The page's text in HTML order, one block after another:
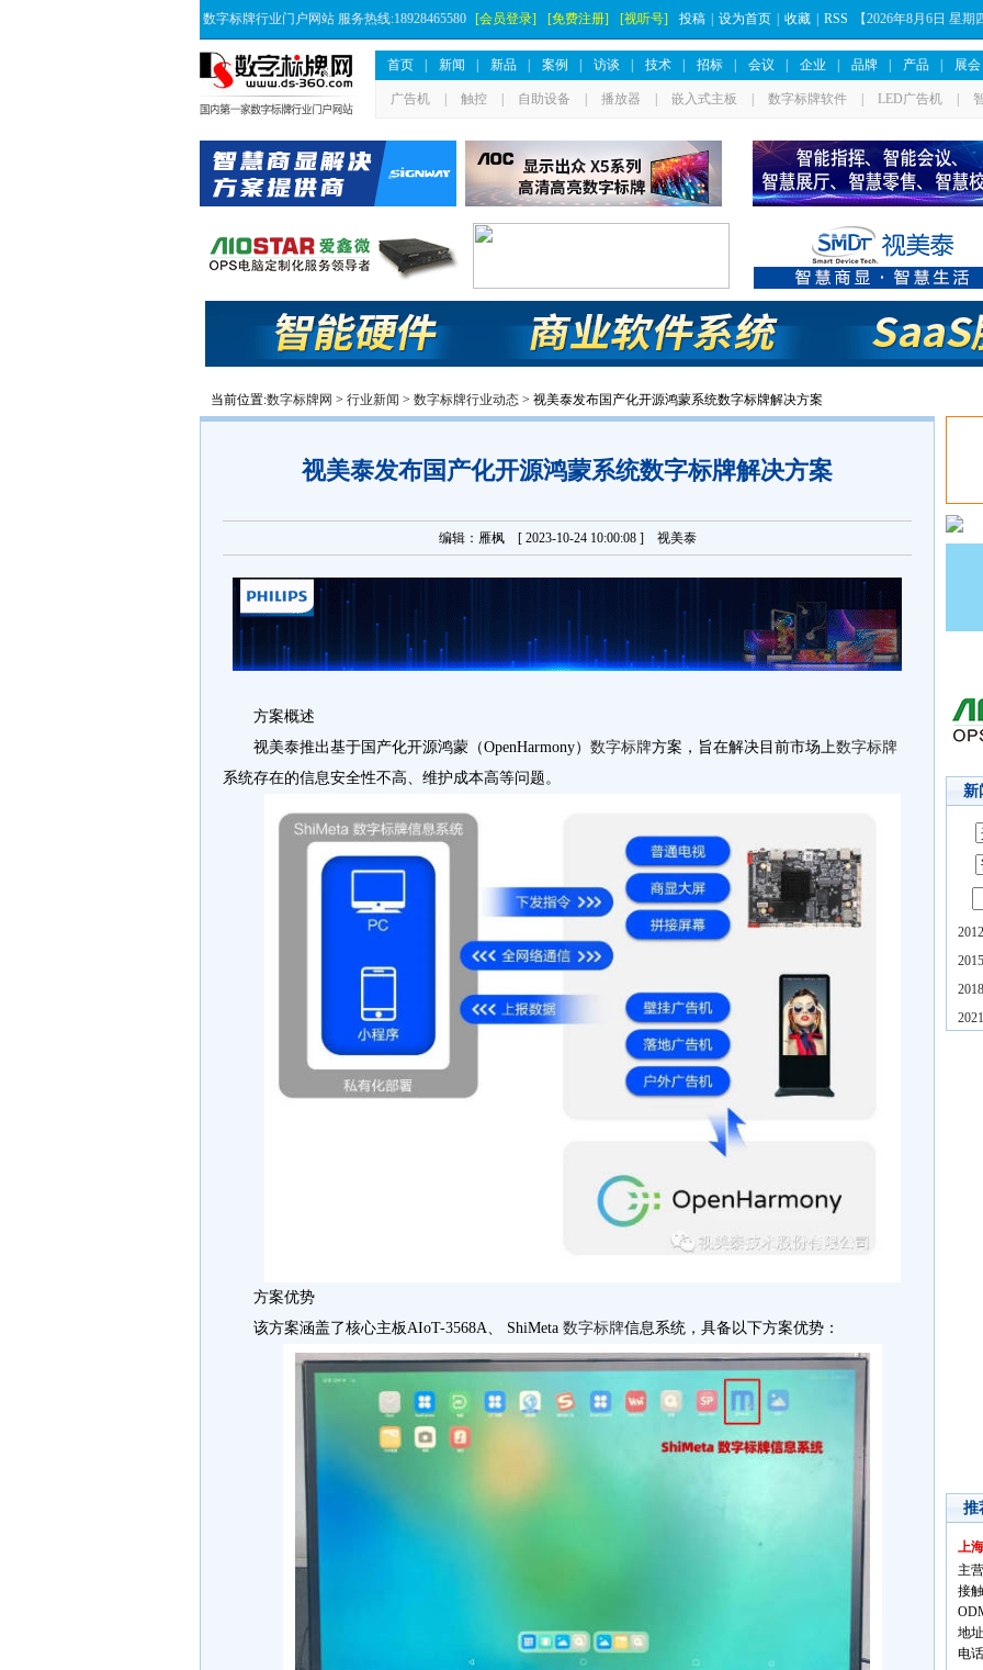
数字标牌行业门户网站 服务热线:18928465580 [会员登录] [免费注册] [视听号] 投稿 设为首页 收藏 RSS 【2026年8月6日 星期
首页 新闻 新品 案例 访谈 技术 招标 会议 企业 品牌 产品 展会
广告机 触控 自助设备 播放器 嵌入式主板 数字标牌软件 LED广告机
当前位置:数字标牌网 > 行业新闻 > 数字标牌行业动态 > 视美泰发布国产化开源鸿蒙系统数字标牌解决方案
视美泰发布国产化开源鸿蒙系统数字标牌解决方案
编辑：雁枫 [ 2023-10-24 10:00:08 ] 视美泰
方案概述
视美泰推出基于国产化开源鸿蒙（OpenHarmony） 数字标牌方案，旨在解决目前市场上数字标牌
系统存在的信息安全性不高、维护成本高等问题。
方案优势
该方案涵盖了核心主板AIoT-3568A、 ShiMeta 数字标牌信息系统，具备以下方案优势：
新
推
上
主
接
地
电